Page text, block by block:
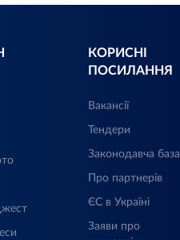
КОРИСНІ
ПОСИЛАННЯ
Вакансії
Тендери
Законодавча база
Про партнерів
ЄС в Україні
Заяви про